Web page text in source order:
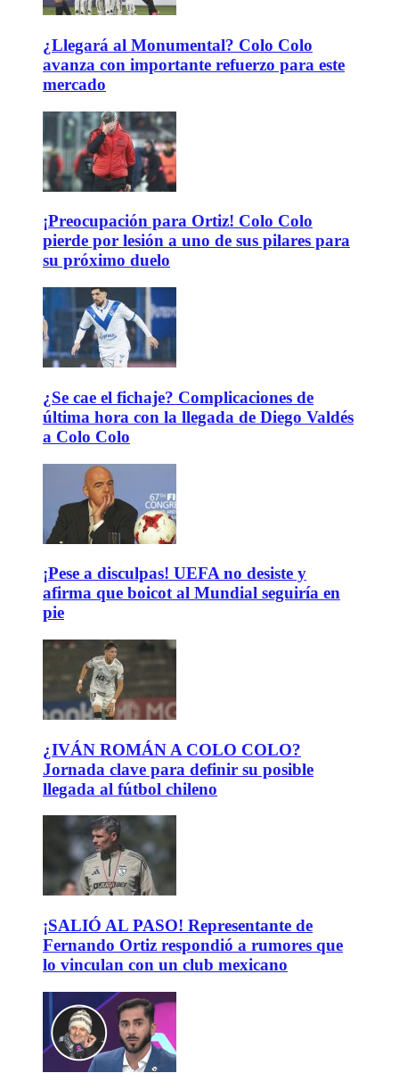
¿Llegará al Monumental? Colo Colo
avanza con importante refuerzo para este
mercado
¡Preocupación para Ortiz! Colo Colo
pierde por lesión a uno de sus pilares para
su próximo duelo
¿Se cae el fichaje? Complicaciones de
última hora con la llegada de Diego Valdés
a Colo Colo
¡Pese a disculpas! UEFA no desiste y
afirma que boicot al Mundial seguiría en
pie
¿IVÁN ROMÁN A COLO COLO?
Jornada clave para definir su posible
llegada al fútbol chileno
¡SALIÓ AL PASO! Representante de
Fernando Ortiz respondió a rumores que
lo vinculan con un club mexicano